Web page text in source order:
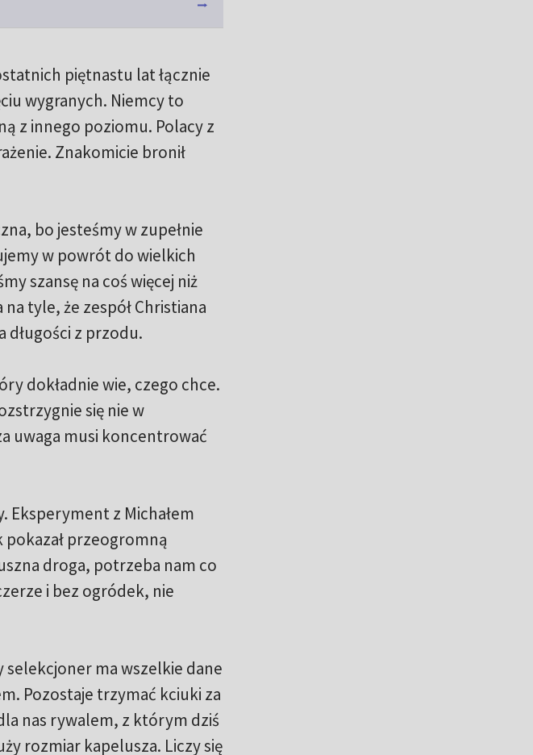
piętnastu lat łącznie
wygranych. Niemcy to
z innego poziomu. Polacy z
Znakomicie bronił
bo jesteśmy w zupełnie
w powrót do wielkich
szansę na coś więcej niż
tyle, że zespół Christiana
długości z przodu.
dokładnie wie, czego chce.
się nie w
uwaga musi koncentrować
Eksperyment z Michałem
pokazał przeogromną
droga, potrzeba nam co
i bez ogródek, nie
selekcjoner ma wszelkie dane
Pozostaje trzymać kciuki za
nas rywalem, z którym dziś
rozmiar kapelusza. Liczy się